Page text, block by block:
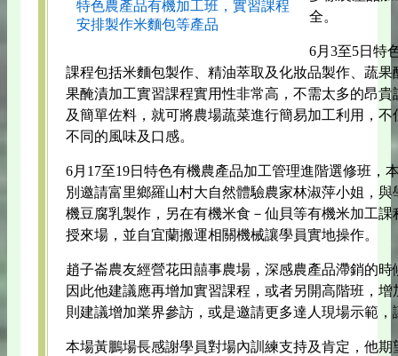
特色農產品有機加工班，實習課程
安排製作米麵包等產品
全。
6月3至5日特
課程包括米麵包製作、精油萃取及化妝品製作、蔬
果醃漬加工實習課程實用性非常高，不需太多的昂
及簡單佐料，就可將農場蔬菜進行簡易加工利用，
不同的風味及口感。
6月17至19日特色有機農產品加工管理進階選修班，
別邀請富里鄉羅山村大自然體驗農家林淑萍小姐，
機豆腐乳製作，另在有機米食－仙貝等有機米加工
授來場，並自宜蘭搬運相關機械讓學員實地操作。
趙子崙農友經營花田囍事農場，深感農產品滯銷的
因此他建議應再增加實習課程，或者另開高階班，
則建議增加業界參訪，或是邀請更多達人現場示範，
本場黃鵬場長感謝學員對場內訓練支持及肯定，他